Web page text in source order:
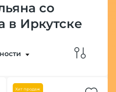
со
в Иркутске
Хит продаж